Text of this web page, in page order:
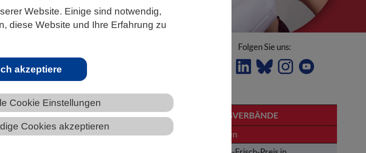
Website. Einige sind notwendig,
diese Website und Ihre Erfahrung zu
akzeptiere
Cookie Einstellungen
Cookies akzeptieren
zu umweltfreundlichem
Folgen Sie uns:
LANDESVERBÄNDE
Thüringen